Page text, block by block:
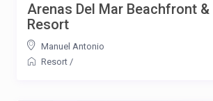
Arenas Del Mar Beachfront
Resort
Manuel Antonio
Resort /